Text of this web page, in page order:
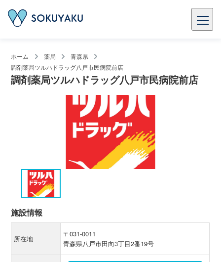
ホーム 薬局
青森県
調剤薬局ツルハドラッグ八戸市民病院前店
調剤薬局ツルハドラッグ八戸市民病院前店
施設情報
所在地
〒031-0011
青森県八戸市田向3丁目2番19号